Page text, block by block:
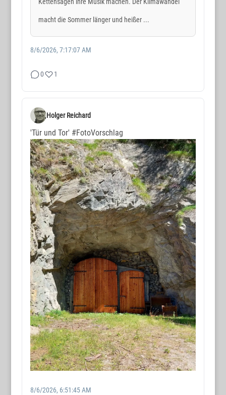
Kettensägen ihre Musik machen. Der Klimawandel
macht die Sommer länger und heißer ...
8/6/2026, 7:17:07 AM
0 1
Holger Reichard
'Tür und Tor' #FotoVorschlag
8/6/2026, 6:51:45 AM